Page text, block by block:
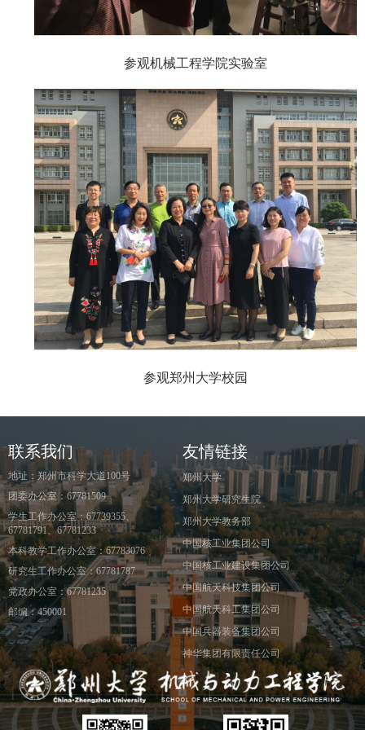
参观机械工程学院实验室
参观郑州大学校园
联系我们
地址：郑州市科学大道100号
团委办公室：67781509
学生工作办公室：67739355、
67781791、67781233
本科教学工作办公室：67783076
研究生工作办公室：67781787
党政办公室：67781235
邮编：450001
友情链接
郑州大学
郑州大学研究生院
郑州大学教务部
中国核工业集团公司
中国核工业建设集团公司
中国航天科技集团公司
中国航天科工集团公司
中国兵器装备集团公司
神华集团有限责任公司